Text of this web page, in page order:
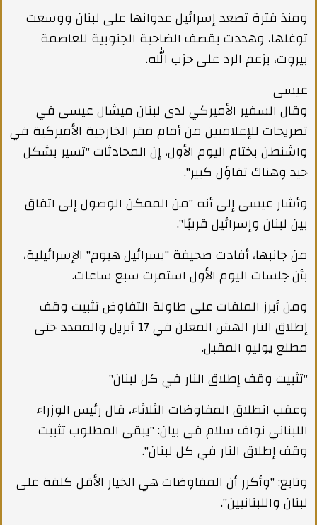
ومنذ فترة تصعد إسرائيل عدوانها على لبنان ووسعت
توغلها، وهددت بقصف الضاحية الجنوبية للعاصمة
بيروت، بزعم الرد على حزب الله.
عيسى
وقال السفير الأميركي لدى لبنان ميشال عيسى في
تصريحات للإعلاميين من أمام مقر الخارجية الأميركية في
واشنطن بختام اليوم الأول، إن المحادثات "تسير بشكل
جيد وهناك تفاؤل كبير".
وأشار عيسى إلى أنه "من الممكن الوصول إلى اتفاق
بين لبنان وإسرائيل قريبًا".
من جانبها، أفادت صحيفة "يسرائيل هيوم" الإسرائيلية،
بأن جلسات اليوم الأول استمرت سبع ساعات.
ومن أبرز الملفات على طاولة التفاوض تثبيت وقف
إطلاق النار الهش المعلن في 17 أبريل والممدد حتى
مطلع يوليو المقبل.
"تثبيت وقف إطلاق النار في كل لبنان"
وعقب انطلاق المفاوضات الثلاثاء، قال رئيس الوزراء
اللبناني نواف سلام في بيان: "يبقى المطلوب تثبيت
وقف إطلاق النار في كل لبنان".
وتابع: "وأكرر أن المفاوضات هي الخيار الأقل كلفة على
لبنان واللبنانيين".